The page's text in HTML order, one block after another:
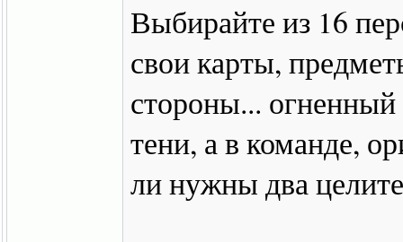
Выбирайте из 16
свои карты,
стороны...
тени, а в команде,
ли нужны два